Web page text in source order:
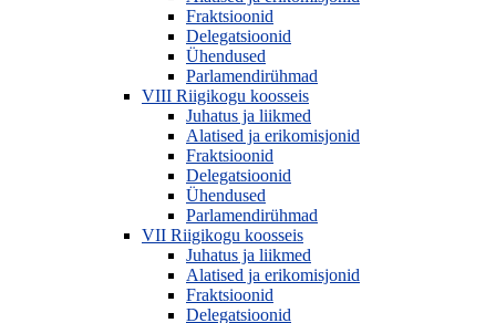
Fraktsioonid
Delegatsioonid
Ühendused
Parlamendirühmad
VIII Riigikogu koosseis
Juhatus ja liikmed
Alatised ja erikomisjonid
Fraktsioonid
Delegatsioonid
Ühendused
Parlamendirühmad
VII Riigikogu koosseis
Juhatus ja liikmed
Alatised ja erikomisjonid
Fraktsioonid
Delegatsioonid